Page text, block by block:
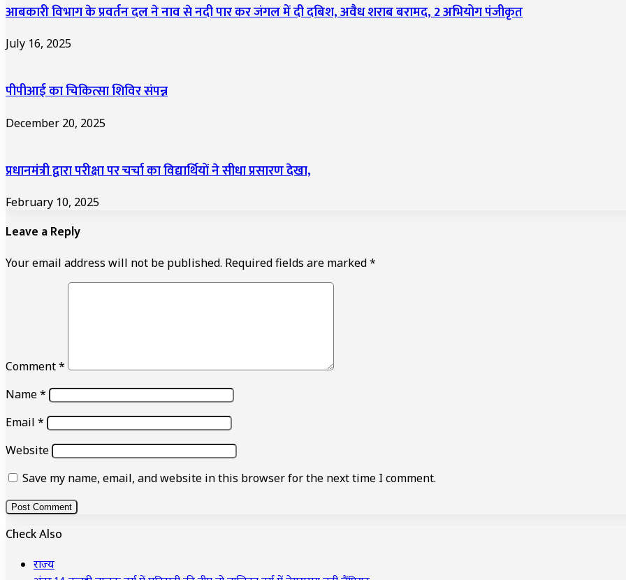
आबकारी विभाग के प्रवर्तन दल ने नाव से नदी पार कर जंगल में दी दबिश, अवैध शराब बरामद, 2 अभियोग पंजीकृत
July 16, 2025
पीपीआई का चिकित्सा शिविर संपन्न
December 20, 2025
प्रधानमंत्री द्वारा परीक्षा पर चर्चा का विद्यार्थियों ने सीधा प्रसारण देखा,
February 10, 2025
Leave a Reply
Your email address will not be published. Required fields are marked*
Comment*
Name*
Email *
Website
Save my name, email, and website in this browser for the next time I comment.
Check Also
राज्य